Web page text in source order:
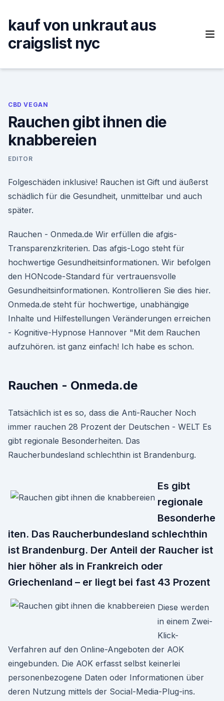
content
kauf von unkraut aus
craigslist nyc
CBD VEGAN
Rauchen gibt ihnen die
knabbereien
EDITOR
Folgeschäden inklusive! Rauchen ist Gift und äußerst
schädlich für die Gesundheit, unmittelbar und auch
später.
Rauchen - Onmeda.de Wir erfüllen die afgis-
Transparenzkriterien. Das afgis-Logo steht für
hochwertige Gesundheitsinformationen. Wir befolgen
den HONcode-Standard für vertrauensvolle
Gesundheits­informationen. Kontrollieren Sie dies hier.
Onmeda.de steht für hochwertige, unabhängige
Inhalte und Hilfestellungen Veränderungen erreichen
- Kognitive-Hypnose Hannover "Mit dem Rauchen
aufzuhören. ist ganz einfach! Ich habe es schon.
Rauchen - Onmeda.de
Tatsächlich ist es so, dass die Anti-Raucher Noch
immer rauchen 28 Prozent der Deutschen - WELT Es
gibt regionale Besonderheiten. Das
Raucherbundesland schlechthin ist Brandenburg.
Es gibt
regionale
Besonderhe
iten. Das Raucherbundesland schlechthin
ist Brandenburg. Der Anteil der Raucher ist
hier höher als in Frankreich oder
Griechenland – er liegt bei fast 43 Prozent
Diese werden
in einem Zwei-
Klick-
Verfahren auf den Online-Angeboten der AOK
eingebunden. Die AOK erfasst selbst keinerlei
personenbezogene Daten oder Informationen über
deren Nutzung mittels der Social-Media-Plug-ins.